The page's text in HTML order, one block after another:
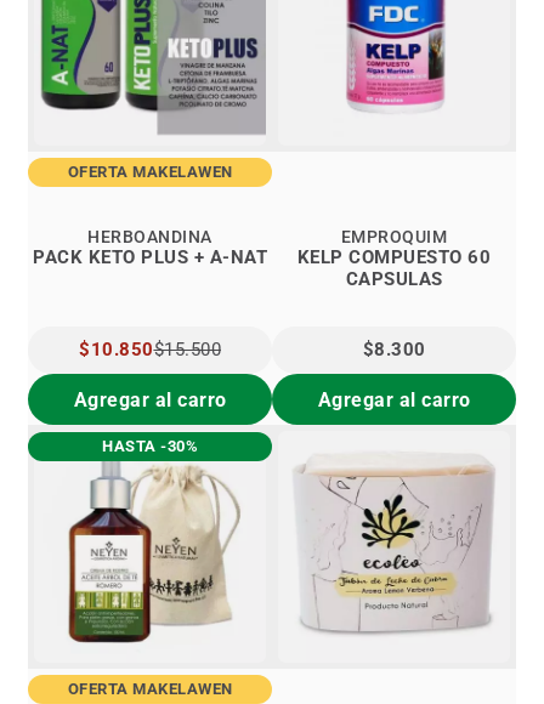
OFERTA MAKELAWEN
PACK KETO PLUS + A-NAT
HERBOANDINA
PRECIO
ESPECIAL
$10.850$15.500
Agregar al carro
KELP COMPUESTO 60
CAPSULAS
EMPROQUIM
$8.300
Agregar al carro
HASTA -30%
OFERTA MAKELAWEN